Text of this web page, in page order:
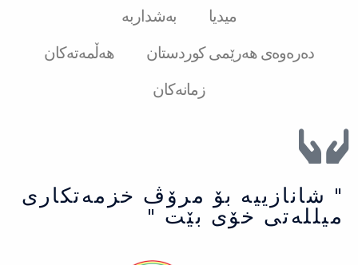
میدیا
بەشداربە
دەرەوەی هەرێمی کوردستان
هەڵمەتەکان
زمانەکان
" شانازییه بۆ مرۆڤ خزمەتكاری
میللەتی خۆی بێت "